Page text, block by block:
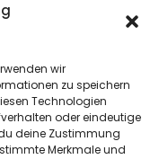
wir
zu speichern
Technologien
oder eindeutige
deine Zustimmung
Merkmale und